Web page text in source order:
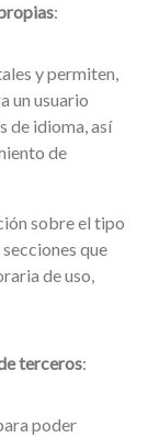
:
y permiten,
un usuario
de idioma, así
de
sobre el tipo
que
de uso,
terceros:
poder